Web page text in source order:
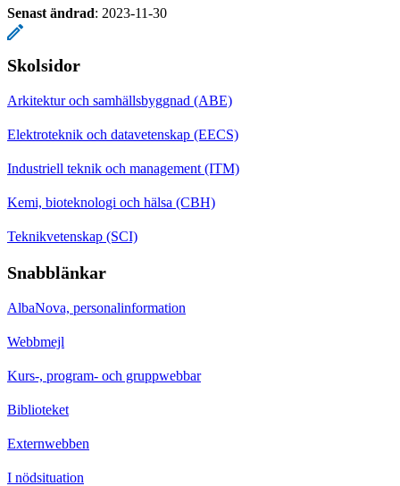
Senast ändrad: 2023-11-30
Skolsidor
Arkitektur och samhällsbyggnad (ABE)
Elektroteknik och datavetenskap (EECS)
Industriell teknik och management (ITM)
Kemi, bioteknologi och hälsa (CBH)
Teknikvetenskap (SCI)
Snabblänkar
AlbaNova, personalinformation
Webbmejl
Kurs-, program- och gruppwebbar
Biblioteket
Externwebben
I nödsituation